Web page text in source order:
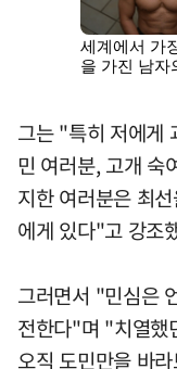
그는 "특히 저에게
민 여러분, 고개 숙
지한 여러분은 최
에게 있다"고 강조
그러면서 "민심은
전한다"며 "치열했
오직 도민만을 바